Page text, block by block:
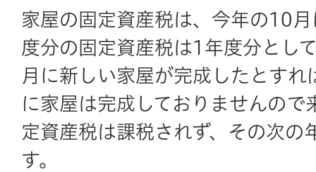
家屋の固定資産税は、今年の10
度分の固定資産税は1年度分とし
月に新しい家屋が完成したとす
に家屋は完成しておりませんので
定資産税は課税されず、その次の
す。